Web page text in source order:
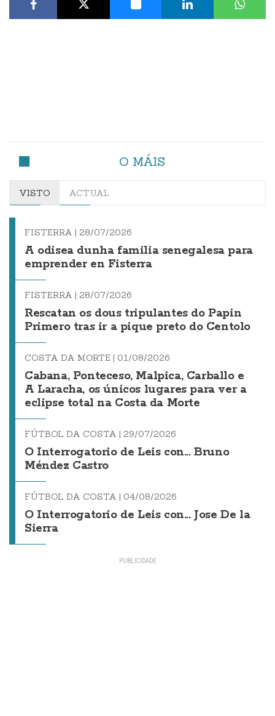
O MÁIS
VISTO ACTUAL
FISTERRA | 28/07/2026
A odisea dunha familia senegalesa para
emprender en Fisterra
FISTERRA | 28/07/2026
Rescatan os dous tripulantes do Papin
Primero tras ir a pique preto do Centolo
COSTA DA MORTE | 01/08/2026
Cabana, Ponteceso, Malpica, Carballo e
A Laracha, os únicos lugares para ver a
eclipse total na Costa da Morte
FÚTBOL DA COSTA | 29/07/2026
O Interrogatorio de Leis con... Bruno
Méndez Castro
FÚTBOL DA COSTA | 04/08/2026
O Interrogatorio de Leis con... Jose De la
Sierra